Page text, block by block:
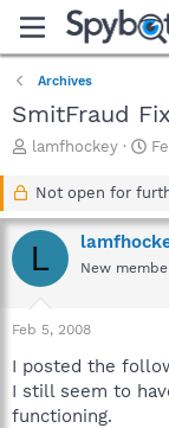
Archives
SmitFraud Fix
T
a
d
s
r
t
r
lamfhockey
S
a
t
d
a
Not open for
L New
Feb 5, 2008
I posted the
I still seem to
functioning.